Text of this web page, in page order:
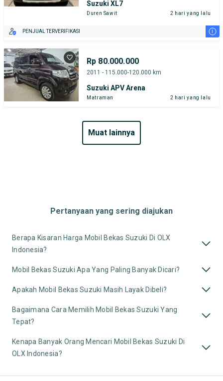
Suzuki XL7
Duren Sawit 2 hari yang lalu
PENJUAL TERVERIFIKASI i
Rp 80.000.000
2011 - 115.000-120.000 km
Suzuki APV Arena
Matraman 2 hari yang lalu
muat lainnya
Pertanyaan yang sering diajukan
Berapa Kisaran Harga Mobil Bekas Suzuki Di OLX
Indonesia?
Mobil Bekas Suzuki Apa Yang Paling Banyak Dicari?
Apakah Mobil Bekas Suzuki Masih Layak Dibeli?
Bagaimana Cara Memilih Mobil Bekas Suzuki Yang
Tepat?
Kenapa Banyak Orang Mencari Mobil Bekas Suzuki Di
OLX Indonesia?